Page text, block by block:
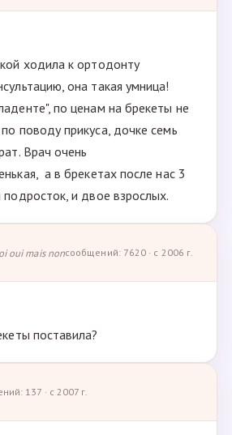
ходила к ортодонту
она такая умница!
по ценам на брекеты не
поводу прикуса, дочке семь
Врач очень
а в брекетах после нас 3
и двое взрослых.
oui mais nonсообщений: 7620 · с 2006 г.
поставила?
137 · с 2007 г.